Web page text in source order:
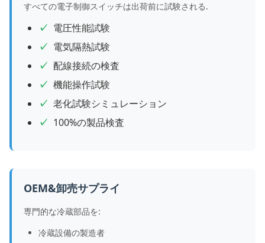
すべての電子制御スイッチは出荷前に試験される.
電圧性能試験
電気隔熱試験
配線接続の検査
機能操作試験
老化試験シミュレーション
100%の製品検査
OEM&卸売サプライ
専門的な冷蔵部品を:
冷蔵設備の製造者